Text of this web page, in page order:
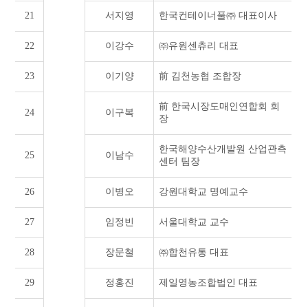
21 서지영 한국컨테이너풀㈜ 대표이사
22 이강수 ㈜유원센츄리 대표
23 이기양 前 김천농협 조합장
24 이구복
前 한국시장도매인연합회 회
장
25 이남수
한국해양수산개발원 산업관측
센터 팀장
26 이병오 강원대학교 명예교수
27 임정빈 서울대학교 교수
28 장문철 ㈜합천유통 대표
29 정홍진 제일영농조합법인 대표